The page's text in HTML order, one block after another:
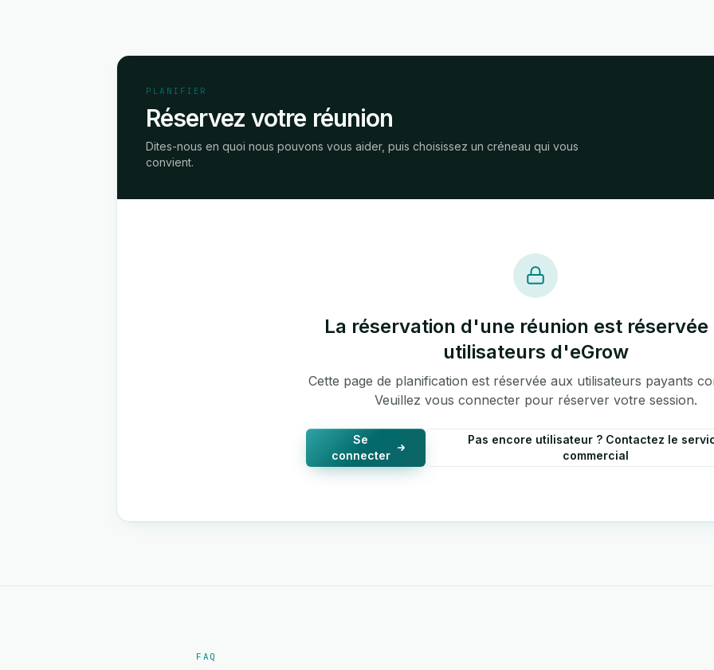
PLANIFIER
Réservez votre réunion
Dites-nous en quoi nous pouvons vous aider, puis choisissez un créneau qui vous
convient.
La réservation d'une réunion est réservée
utilisateurs d'eGrow
Cette page de planification est réservée aux utilisateurs payants
Veuillez vous connecter pour réserver votre session.
Se
connecter
Pas encore utilisateur ? Contactez le
commercial
FAQ